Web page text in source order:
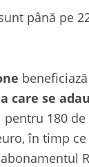
până pe
care se
180
în timp